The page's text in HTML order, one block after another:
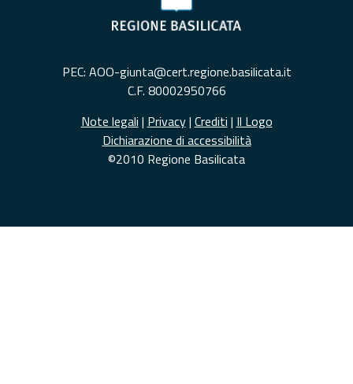
PEC: AOO-giunta@cert.regione.basilicata.it
C.F. 80002950766
Note legali | Privacy| Crediti | Il Logo
Dichiarazione di accessibilità
©2010 Regione Basilicata